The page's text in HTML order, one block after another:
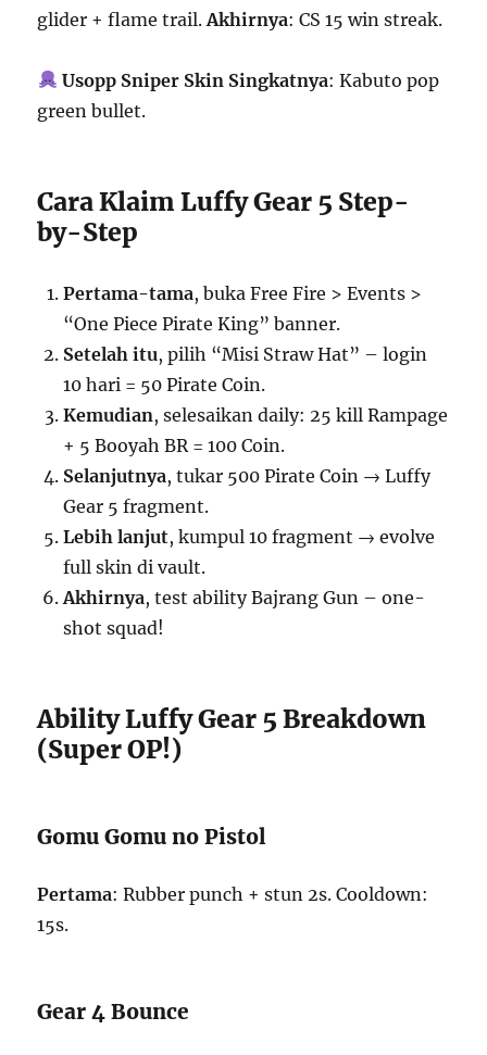
glider + flame trail.Akhirnya: CS 15 win streak.
Usopp Sniper Skin Singkatnya: Kabuto pop
green bullet.
Cara Klaim Luffy Gear 5 Step-
by-Step
Pertama-tama, buka Free Fire > Events >
“One Piece Pirate King” banner.
Setelah itu, pilih “Misi Straw Hat” – login
10 hari = 50 Pirate Coin.
Kemudian, selesaikan daily: 25 kill Rampage
+ 5 Booyah BR = 100 Coin.
Selanjutnya, tukar 500 Pirate Coin → Luffy
Gear 5 fragment.
Lebih lanjut, kumpul 10 fragment → evolve
full skin di vault.
Akhirnya, test ability Bajrang Gun – one-
shot squad!
Ability Luffy Gear 5 Breakdown
(Super OP!)
Gomu Gomu no Pistol
Pertama: Rubber punch + stun 2s. Cooldown:
15s.
Gear 4 Bounce